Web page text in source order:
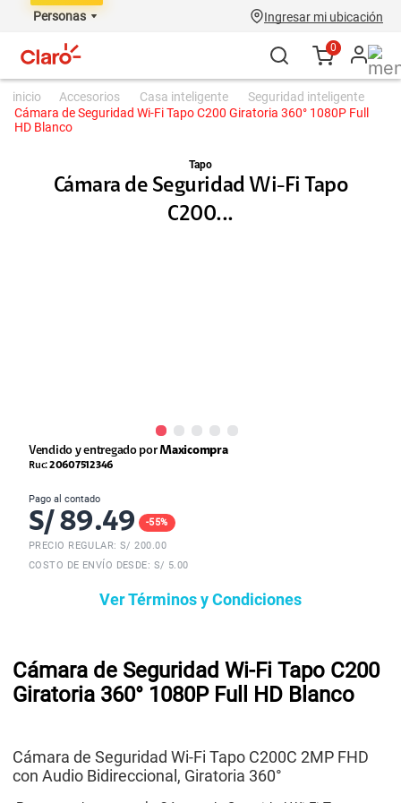
Personas Ingresar mi ubicación
0
accesorios casa inteligente
seguridad inteligente
Cámara de Seguridad Wi-Fi Tapo C200 Giratoria 360° 1080P Full
HD Blanco
Tapo
Cámara de Seguridad Wi-Fi Tapo
C200...
Vendido y entregado porMaxicompra
Ruc:20607512346
Pago al contado
S/ 89.49 -55%
PRECIO REGULAR: S/200.00
COSTO DE ENVÍO DESDE: S/ 5.00
Ver Términos y Condiciones
Cámara de Seguridad Wi-Fi Tapo C200
Giratoria 360° 1080P Full HD Blanco
Cámara de Seguridad Wi-Fi Tapo C200C 2MP FHD
con Audio Bidireccional, Giratoria 360°